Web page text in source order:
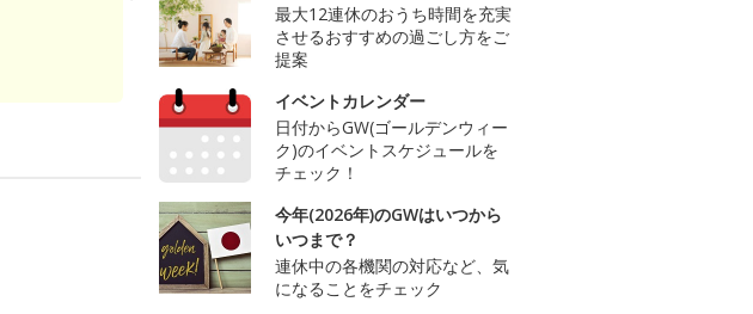
最大12連休のおうち時間を充実
させるおすすめの過ごし方をご
提案
イベントカレンダー
日付からGW(ゴールデンウィー
ク)のイベントスケジュールを
チェック！
今年(2026年)のGWはいつから
いつまで？
連休中の各機関の対応など、気
になることをチェック